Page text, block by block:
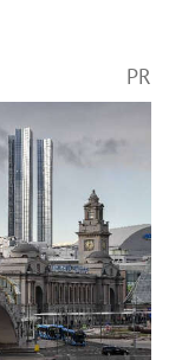
PR